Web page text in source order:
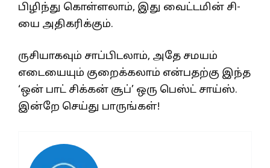
பிழிந்து கொள்ளலாம், இது வைட்டமின் சி-
யை அதிகரிக்கும்.
ருசியாகவும் சாப்பிடலாம், அதே சமயம்
எடையையும் குறைக்கலாம் என்பதற்கு இந்த
‘ஒன் பாட் சிக்கன் சூப்’ ஒரு பெஸ்ட் சாய்ஸ்.
இன்றே செய்து பாருங்கள்!